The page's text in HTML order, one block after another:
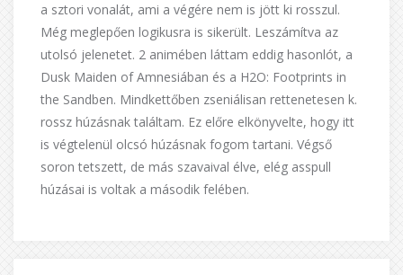
a sztori vonalát, ami a végére nem is jött ki rosszul.
Még meglepően logikusra is sikerült. Leszámítva az
utolsó jelenetet. 2 animében láttam eddig hasonlót, a
Dusk Maiden of Amnesiában és a H2O: Footprints in
the Sandben. Mindkettőben zseniálisan rettenetesen k.
rossz húzásnak találtam. Ez előre elkönyvelte, hogy itt
is végtelenül olcsó húzásnak fogom tartani. Végső
soron tetszett, de más szavaival élve, elég asspull
húzásai is voltak a második felében.